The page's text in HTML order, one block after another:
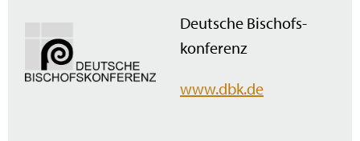
Deutsche Bischofs­
konferenz
www.dbk.de